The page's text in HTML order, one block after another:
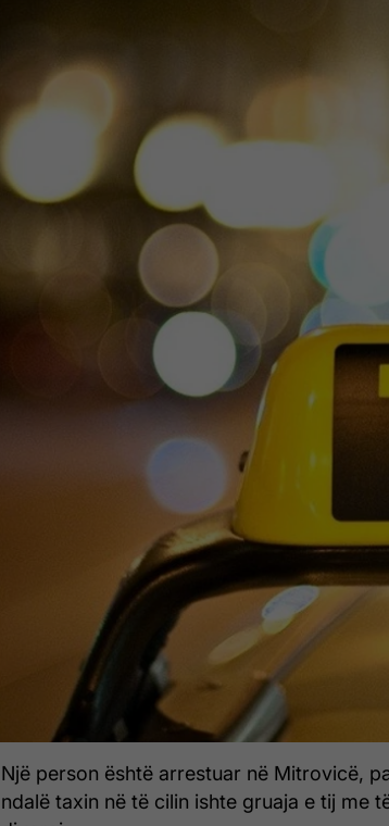
Një person është arrestuar në Mitrovicë,
ndalë taxin në të cilin ishte gruaja e tij me